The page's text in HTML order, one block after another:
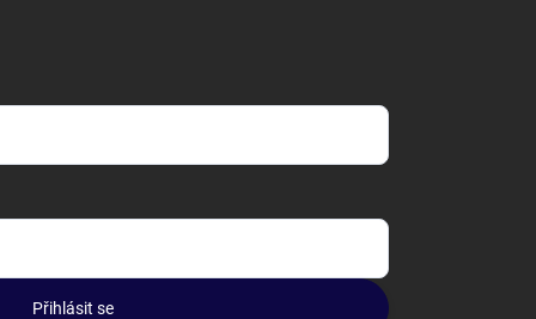
Přihlásit se